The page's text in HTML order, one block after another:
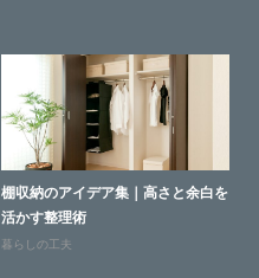
棚収納のアイデア集｜高さと余白を
活かす整理術
暮らしの工夫